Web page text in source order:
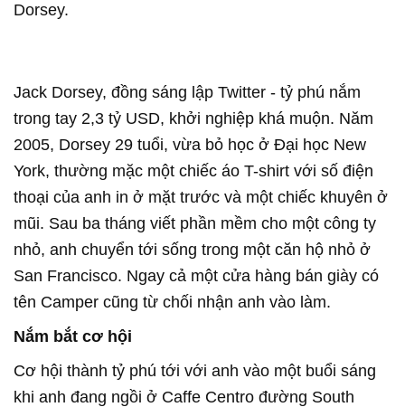
Dorsey.
Jack Dorsey, đồng sáng lập Twitter - tỷ phú nắm
trong tay 2,3 tỷ USD, khởi nghiệp khá muộn. Năm
2005, Dorsey 29 tuổi, vừa bỏ học ở Đại học New
York, thường mặc một chiếc áo T-shirt với số điện
thoại của anh in ở mặt trước và một chiếc khuyên ở
mũi. Sau ba tháng viết phần mềm cho một công ty
nhỏ, anh chuyển tới sống trong một căn hộ nhỏ ở
San Francisco. Ngay cả một cửa hàng bán giày có
tên Camper cũng từ chối nhận anh vào làm.
Nắm bắt cơ hội
Cơ hội thành tỷ phú tới với anh vào một buổi sáng
khi anh đang ngồi ở Caffe Centro đường South